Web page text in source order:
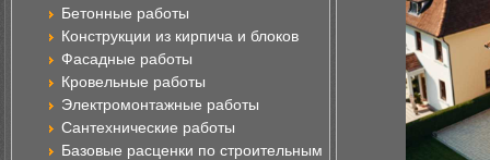
Бетонные работы
Конструкции из кирпича и блоков
Фасадные работы
Кровельные работы
Электромонтажные работы
Сантехнические работы
Базовые расценки по строительным